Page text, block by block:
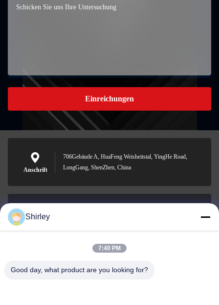
Einreichungen
Anschrift
706Gebäude A, HuaFeng Weisheitstal, YingHe Road,
LongGang, ShenZhen, China
E-Mail-Adresse
0086-18148506772
Shirley
7:40 PM
Good day, what product are you looking for?